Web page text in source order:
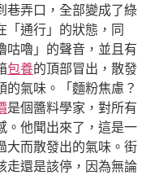
巷弄口，全部變成了綠
「通行」的狀態，同
咕嚕」的聲音，並且有
包養的頂部冒出，散發
氣味。「麵粉焦慮？
是個醬料學家，對所有
。他聞出來了，這是一
大而散發出的氣味。街
走還是該停，因為無論